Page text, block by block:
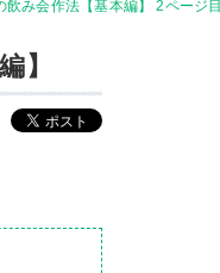
み会作法【基本編】 2ページ目
】